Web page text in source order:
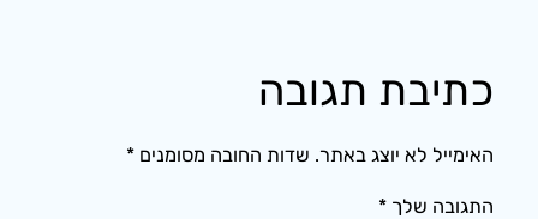
כתיבת תגובה
האימייל לא יוצג באתר. שדות החובה מסומנים *
התגובה שלך *